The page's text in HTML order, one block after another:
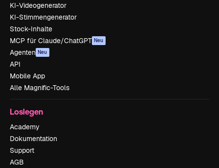
KI-Videogenerator
KI-Stimmengenerator
Stock-Inhalte
MCP für Claude/ChatGPT Neu
Agenten Neu
API
Mobile App
Alle Magnific-Tools
Loslegen
Academy
Dokumentation
Support
AGB